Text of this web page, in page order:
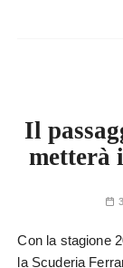
Il
metterà
Con la stagione
la Scuderia